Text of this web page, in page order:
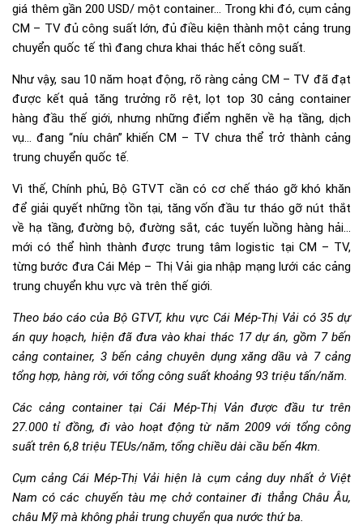
giá thêm gần 200 USD/ một container… Trong khi đó, cụm cảng
CM – TV đủ công suất lớn, đủ điều kiện thành một cảng trung
chuyển quốc tế thì đang chưa khai thác hết công suất.
Như vậy, sau 10 năm hoạt động, rõ ràng cảng CM – TV đã đạt
được kết quả tăng trưởng rõ rệt, lọt top 30 cảng container
hàng đầu thế giới, nhưng những điểm nghẽn về hạ tầng, dịch
vụ… đang “níu chân” khiến CM – TV chưa thể trở thành cảng
trung chuyển quốc tế.
Vì thế, Chính phủ, Bộ GTVT cần có cơ chế tháo gỡ khó khăn
để giải quyết những tồn tại, tăng vốn đầu tư tháo gỡ nút thắt
về hạ tầng, đường bộ, đường sắt, các tuyến luồng hàng hải…
mới có thể hình thành được trung tâm logistic tại CM – TV,
từng bước đưa Cái Mép – Thị Vải gia nhập mạng lưới các cảng
trung chuyển khu vực và trên thế giới.
Theo báo cáo của Bộ GTVT, khu vực Cái Mép-Thị Vải có 35 dự
án quy hoạch, hiện đã đưa vào khai thác 17 dự án, gồm 7 bến
cảng container, 3 bến cảng chuyên dụng xăng dầu và 7 cảng
tổng hợp, hàng rời, với tổng công suất khoảng 93 triệu tấn/năm.
Các cảng container tại Cái Mép-Thị Vản được đầu tư trên
27.000 tỉ đồng, đi vào hoạt động từ năm 2009 với tổng công
suất trên 6,8 triệu TEUs/năm, tổng chiều dài cầu bến 4km.
Cụm cảng Cái Mép-Thị Vải hiện là cụm cảng duy nhất ở Việt
Nam có các chuyến tàu mẹ chở container đi thẳng Châu Âu,
châu Mỹ mà không phải trung chuyển qua nước thứ ba.